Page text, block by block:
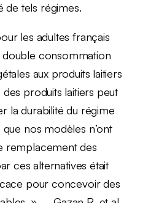
de tels régimes.
les adultes français
double consommation
aux produits laitiers
produits laitiers peut
la durabilité du régime
nos modèles n’ont
remplacement des
ces alternatives était
pour concevoir des